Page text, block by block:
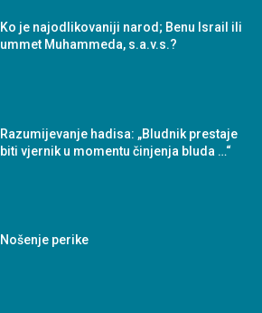
Ko je najodlikovaniji narod; Benu Israil ili
ummet Muhammeda, s.a.v.s.?
Razumijevanje hadisa: „Bludnik prestaje
biti vjernik u momentu činjenja bluda …“
Nošenje perike